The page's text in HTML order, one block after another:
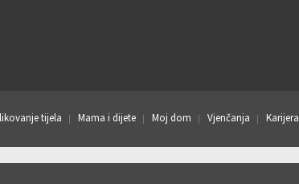
tijela Mama i dijete Moj dom Vjenčanja Karijera